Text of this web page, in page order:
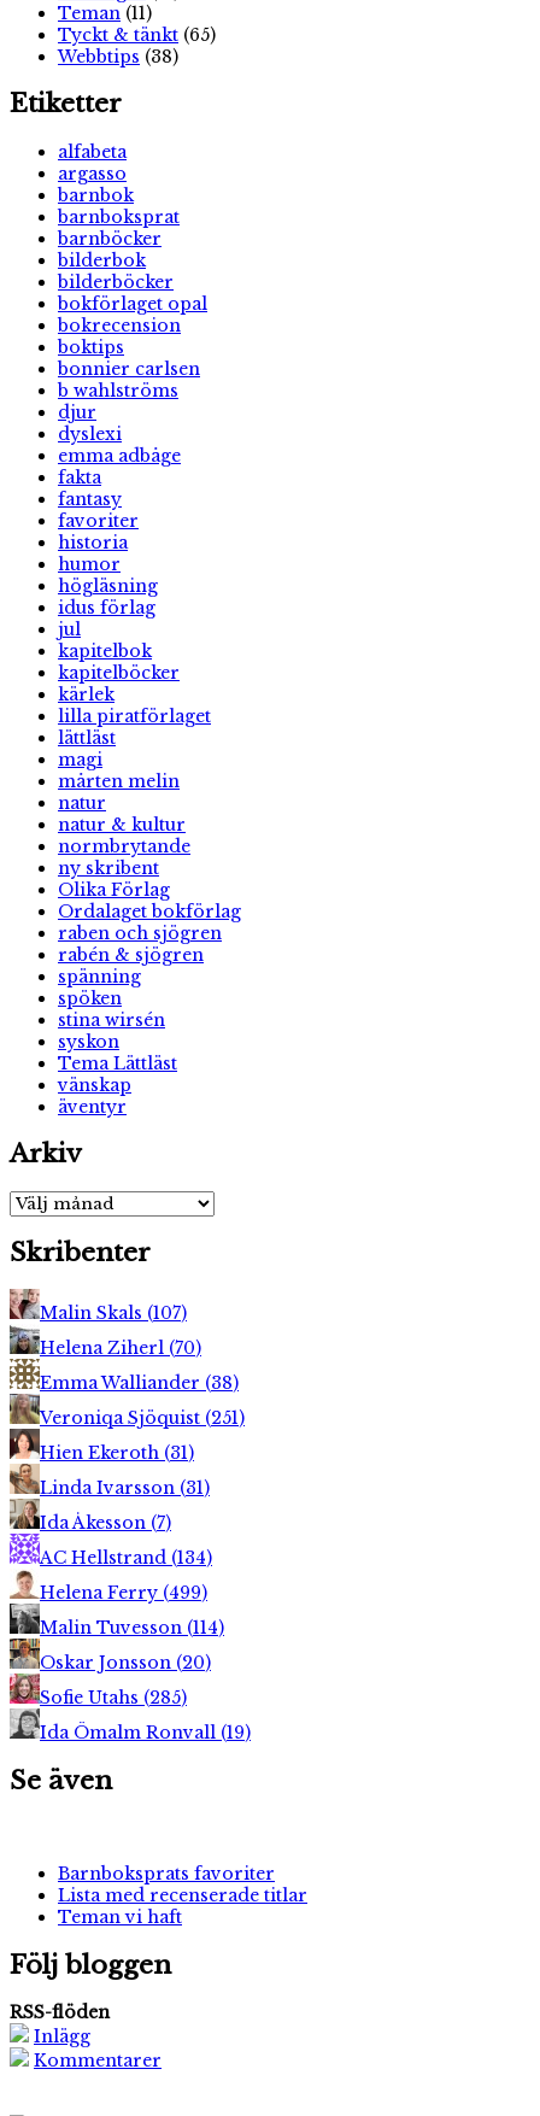
Teman (11)
Tyckt & tänkt (65)
Webbtips (38)
Etiketter
alfabeta
argasso
barnbok
barnboksprat
barnböcker
bilderbok
bilderböcker
bokförlaget opal
bokrecension
boktips
bonnier carlsen
b wahlströms
djur
dyslexi
emma adbåge
fakta
fantasy
favoriter
historia
humor
högläsning
idus förlag
jul
kapitelbok
kapitelböcker
kärlek
lilla piratförlaget
lättläst
magi
mårten melin
natur
natur & kultur
normbrytande
ny skribent
Olika Förlag
Ordalaget bokförlag
raben och sjögren
rabén & sjögren
spänning
spöken
stina wirsén
syskon
Tema Lättläst
vänskap
äventyr
Arkiv
Arkiv
Skribenter
Malin Skals (107)
Helena Ziherl (70)
Emma Walliander (38)
Veroniqa Sjöquist (251)
Hien Ekeroth (31)
Linda Ivarsson (31)
Ida Åkesson (7)
AC Hellstrand (134)
Helena Ferry (499)
Malin Tuvesson (114)
Oskar Jonsson (20)
Sofie Utahs (285)
Ida Ömalm Ronvall (19)
Se även
Barnboksprats favoriter
Lista med recenserade titlar
Teman vi haft
Följ bloggen
RSS-flöden
Inlägg
Kommentarer